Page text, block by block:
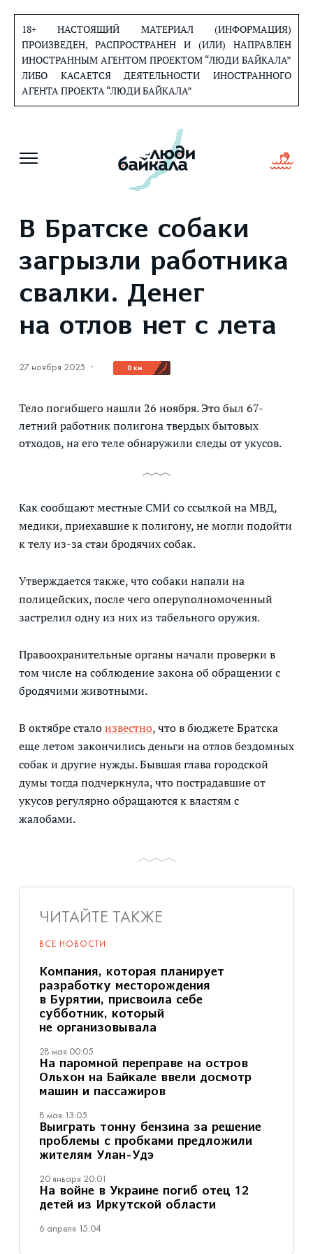
содержанию
18+ НАСТОЯЩИЙ МАТЕРИАЛ (ИНФОРМАЦИЯ)
ПРОИЗВЕДЕН, РАСПРОСТРАНЕН И (ИЛИ) НАПРАВЛЕН
ИНОСТРАННЫМ АГЕНТОМ ПРОЕКТОМ “ЛЮДИ БАЙКАЛА”
ЛИБО КАСАЕТСЯ ДЕЯТЕЛЬНОСТИ ИНОСТРАННОГО
АГЕНТА ПРОЕКТА “ЛЮДИ БАЙКАЛА”
В Братске собаки
загрызли работника
свалки. Денег
на отлов нет с лета
27 ноября 2025 · 0 км
Тело погибшего нашли 26 ноября. Это был 67-
летний работник полигона твердых бытовых
отходов, на его теле обнаружили следы от укусов.
Как сообщают местные СМИ со ссылкой на МВД,
медики, приехавшие к полигону, не могли подойти
к телу из-за стаи бродячих собак.
Утверждается также, что собаки напали на
полицейских, после чего оперуполномоченный
застрелил одну из них из табельного оружия.
Правоохранительные органы начали проверки в
том числе на соблюдение закона об обращении с
бродячими животными.
В октябре сталоизвестно, что в бюджете Братска
еще летом закончились деньги на отлов бездомных
собак и другие нужды. Бывшая глава городской
думы тогда подчеркнула, что пострадавшие от
укусов регулярно обращаются к властям с
жалобами.
ЧИТАЙТЕ ТАКЖЕ
ВСЕ НОВОСТИ
Компания, которая планирует
разработку месторождения
в Бурятии, присвоила себе
субботник, который
не организовывала
28 мая 00:05
На паромной переправе на остров
Ольхон на Байкале ввели досмотр
машин и пассажиров
8 мая 13:05
Выиграть тонну бензина за решение
проблемы с пробками предложили
жителям Улан-Удэ
20 января 20:01
На войне в Украине погиб отец 12
детей из Иркутской области
6 апреля 15:04